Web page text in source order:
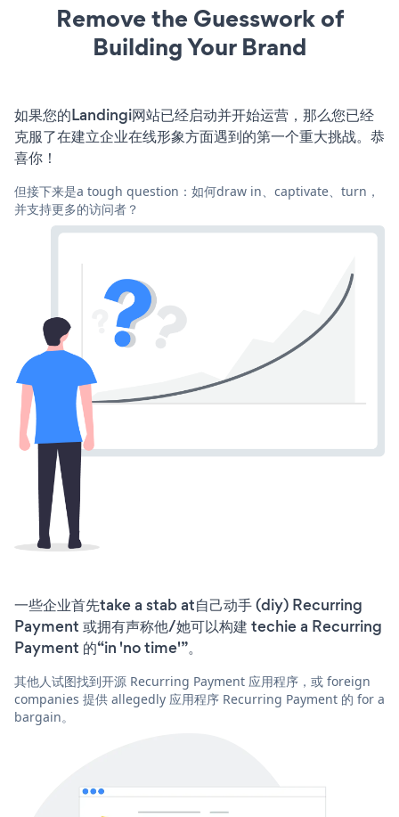
Remove the Guesswork of
Building Your Brand
如果您的Landingi网站已经启动并开始运营，那么您已经
克服了在建立企业在线形象方面遇到的第一个重大挑战。恭
喜你！
但接下来是a tough question：如何draw in、captivate、turn，
并支持更多的访问者？
一些企业首先take a stab at自己动手 (diy) Recurring
Payment 或拥有声称他/她可以构建 techie a Recurring
Payment 的“in 'no time'”。
其他人试图找到开源 Recurring Payment 应用程序，或 foreign
companies 提供 allegedly 应用程序 Recurring Payment 的 for a
bargain。